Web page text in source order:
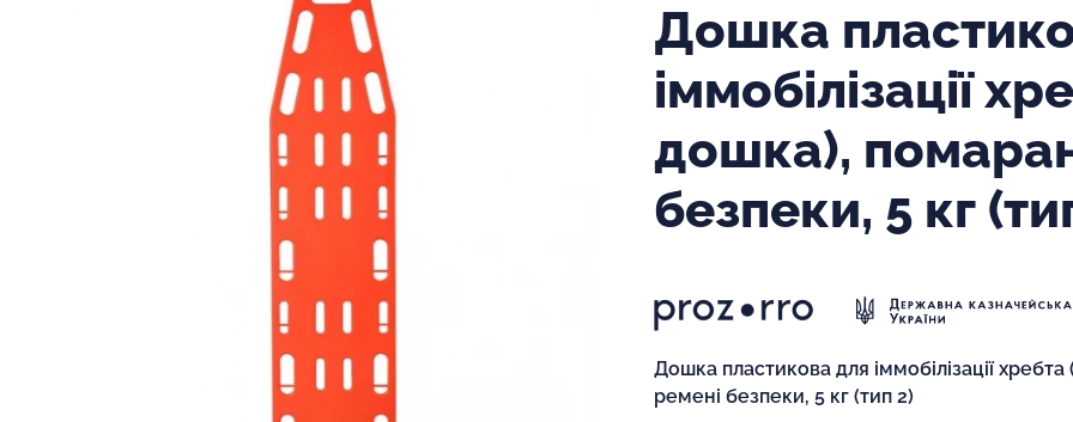
Дошка
іммобілізації
дошка),
безпеки, 5 кг
Дошка пластикова для іммобілізації
ремені безпеки, 5 кг (тип 2)